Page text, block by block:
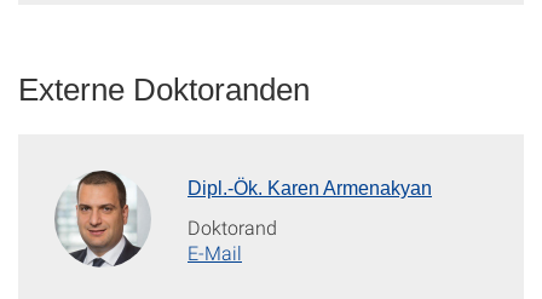
Externe Doktoranden
Dipl.-Ök. Karen Armenakyan
Doktorand
E-Mail